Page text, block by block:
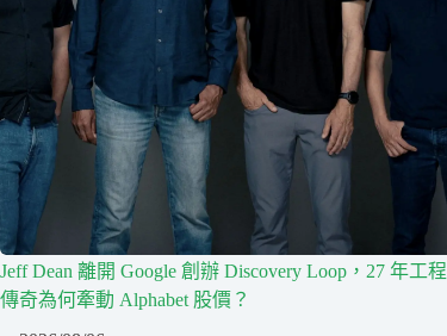
Jeff Dean 離開 Google 創辦 Discovery Loop，27 年工程
傳奇為何牽動 Alphabet 股價？